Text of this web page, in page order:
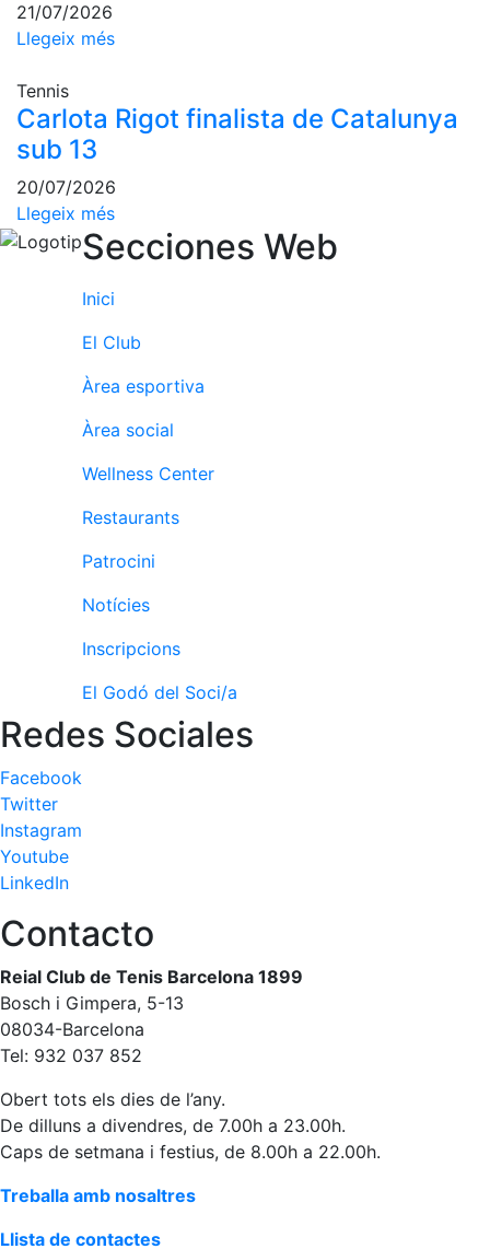
Històric
del
Normativa
Altres esports
Àrea social
Socials
Sortides
culturals
Conferències
Inspirational
d'Activitats
Penyes del
Wellness
Servei de
fisiosalut
Entrenaments
personals
Activitats
dirigides
Piscina
Normativa
Restaurants
L'Snack
Casa Arilla
Bar
Piscina
21/07/2026
Llegeix més
Tennis
Carlota Rigot finalista de Catalunya
sub 13
20/07/2026
Llegeix més
Secciones Web
Inici
El Club
Àrea esportiva
Àrea social
Wellness Center
Restaurants
Patrocini
Notícies
Inscripcions
El Godó del Soci/a
Redes Sociales
Facebook
Twitter
Instagram
Youtube
LinkedIn
Contacto
Reial Club de Tenis Barcelona 1899
Bosch i Gimpera, 5-13
08034-Barcelona
Tel: 932 037 852
Obert tots els dies de l’any.
De dilluns a divendres, de 7.00h a 23.00h.
Caps de setmana i festius, de 8.00h a 22.00h.
Treballa amb nosaltres
Llista de contactes